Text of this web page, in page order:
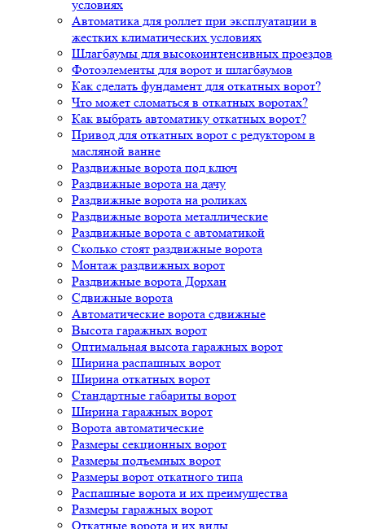
условиях
Автоматика для роллет при эксплуатации в
жестких климатических условиях
Шлагбаумы для высокоинтенсивных проездов
Фотоэлементы для ворот и шлагбаумов
Как сделать фундамент для откатных ворот?
Что может сломаться в откатных воротах?
Как выбрать автоматику откатных ворот?
Привод для откатных ворот с редуктором в
масляной ванне
Раздвижные ворота под ключ
Раздвижные ворота на дачу
Раздвижные ворота на роликах
Раздвижные ворота металлические
Раздвижные ворота с автоматикой
Сколько стоят раздвижные ворота
Монтаж раздвижных ворот
Раздвижные ворота Дорхан
Сдвижные ворота
Автоматические ворота сдвижные
Высота гаражных ворот
Оптимальная высота гаражных ворот
Ширина распашных ворот
Ширина откатных ворот
Стандартные габариты ворот
Ширина гаражных ворот
Ворота автоматические
Размеры секционных ворот
Размеры подъемных ворот
Размеры ворот откатного типа
Распашные ворота и их преимущества
Размеры гаражных ворот
Откатные ворота и их виды